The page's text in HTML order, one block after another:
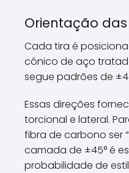
Orientação
Cada tira é
cônico de aço
segue padrões de
Essas direções
torcional e lateral.
fibra de carbono ser
camada de ±45° é
probabilidade de